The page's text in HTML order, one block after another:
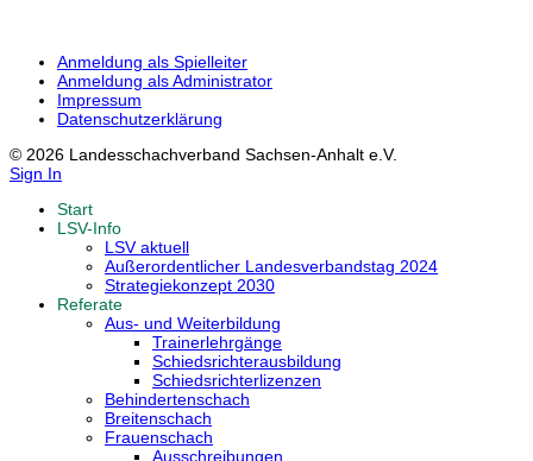
Anmeldung als Spielleiter
Anmeldung als Administrator
Impressum
Datenschutzerklärung
© 2026 Landesschachverband Sachsen-Anhalt e.V.
Sign In
Start
LSV-Info
LSV aktuell
Außerordentlicher Landesverbandstag 2024
Strategiekonzept 2030
Referate
Aus- und Weiterbildung
Trainerlehrgänge
Schiedsrichterausbildung
Schiedsrichterlizenzen
Behindertenschach
Breitenschach
Frauenschach
Ausschreibungen